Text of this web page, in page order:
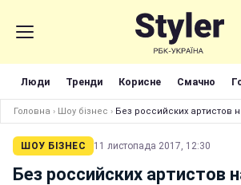
Люди Тренди Корисне Смачно
Головна › Шоу бізнес › Без российских артистов
ШОУ БІЗНЕС 11 листопада 2017, 12:30
Без российских артистов